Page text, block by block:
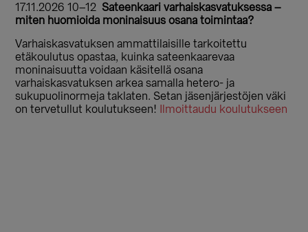
17.11.2026 10–12 Sateenkaari varhaiskasvatuksessa –
miten huomioida moninaisuus osana toimintaa?
Varhaiskasvatuksen ammattilaisille tarkoitettu
etäkoulutus opastaa, kuinka sateenkaarevaa
moninaisuutta voidaan käsitellä osana
varhaiskasvatuksen arkea samalla hetero- ja
sukupuolinormeja taklaten. Setan jäsenjärjestöjen väki
on tervetullut koulutukseen!
Ilmoittaudu koulutukseen